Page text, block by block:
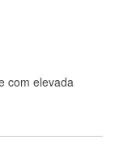
com elevada